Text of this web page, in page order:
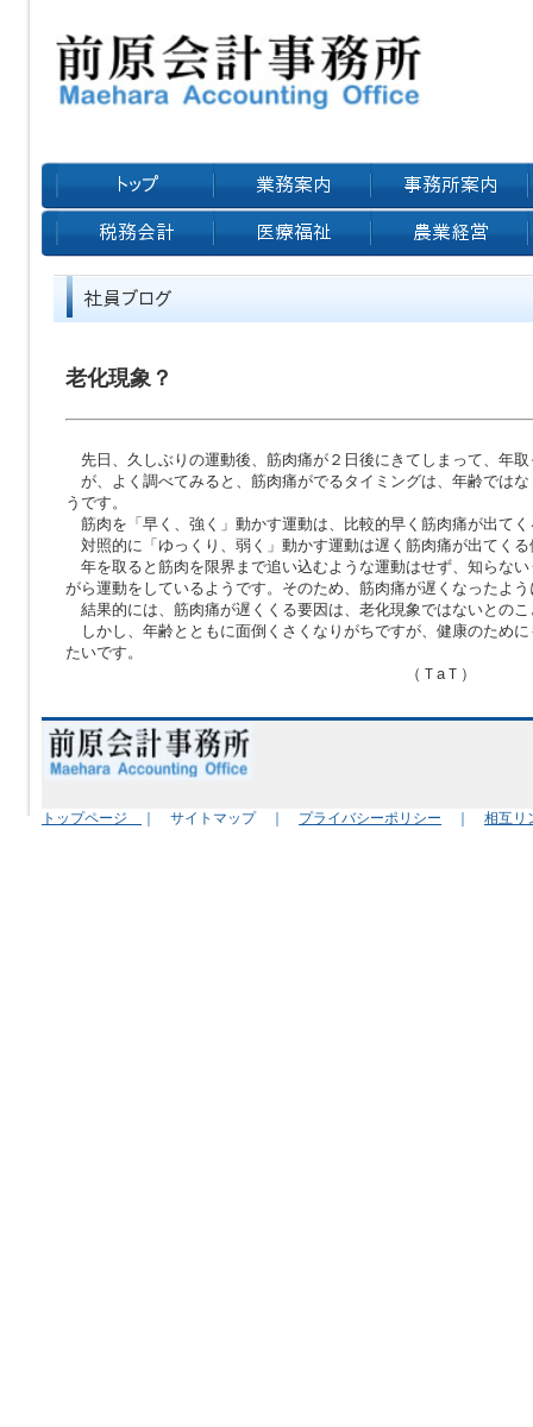
老化現象？
先日、久しぶりの運動後、筋肉痛が２日後にきてしまって、年
が、よく調べてみると、筋肉痛がでるタイミングは、年齢では
うです。
筋肉を「早く、強く」動かす運動は、比較的早く筋肉痛が出て
対照的に「ゆっくり、弱く」動かす運動は遅く筋肉痛が出てく
年を取ると筋肉を限界まで追い込むような運動はせず、知らな
がら運動をしているようです。そのため、筋肉痛が遅くなったよ
結果的には、筋肉痛が遅くくる要因は、老化現象ではないとの
しかし、年齢とともに面倒くさくなりがちですが、健康のため
たいです。
（ＴaＴ）
トップページ ｜ サイトマップ ｜ プライバシーポリシー ｜ 相互リ